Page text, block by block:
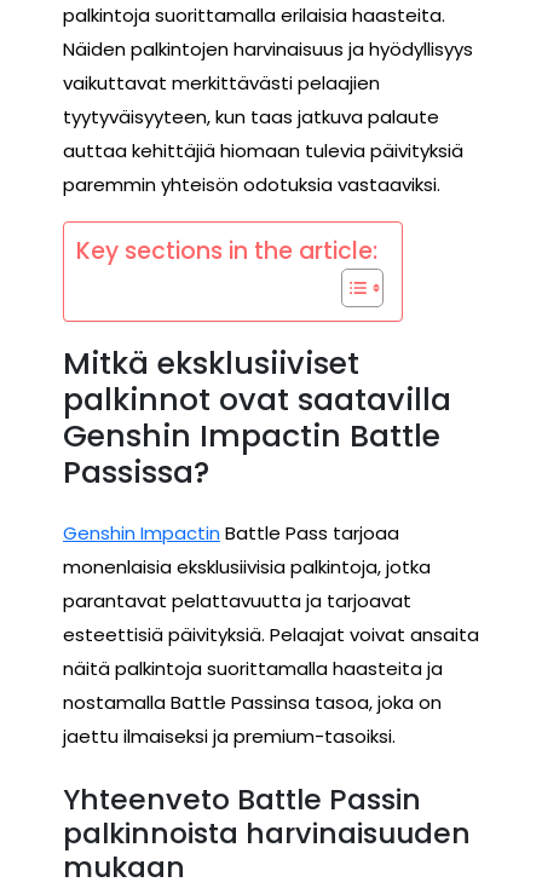
palkintoja suorittamalla erilaisia haasteita.
Näiden palkintojen harvinaisuus ja hyödyllisyys
vaikuttavat merkittävästi pelaajien
tyytyväisyyteen, kun taas jatkuva palaute
auttaa kehittäjiä hiomaan tulevia päivityksiä
paremmin yhteisön odotuksia vastaaviksi.
Key sections in the article:
Mitkä eksklusiiviset
palkinnot ovat saatavilla
Genshin Impactin Battle
Passissa?
Genshin Impactin Battle Pass tarjoaa
monenlaisia eksklusiivisia palkintoja, jotka
parantavat pelattavuutta ja tarjoavat
esteettisiä päivityksiä. Pelaajat voivat ansaita
näitä palkintoja suorittamalla haasteita ja
nostamalla Battle Passinsa tasoa, joka on
jaettu ilmaiseksi ja premium-tasoiksi.
Yhteenveto Battle Passin
palkinnoista harvinaisuuden
mukaan